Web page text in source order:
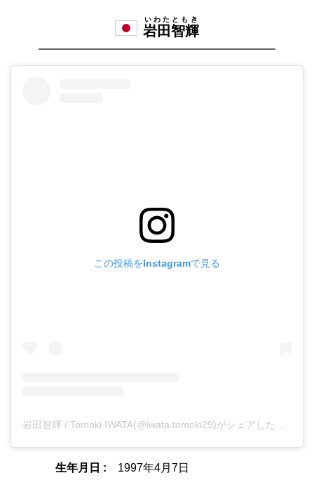
岩田智輝
いわたともき
この投稿をInstagramで見る
生年月日 :
1997年4月7日